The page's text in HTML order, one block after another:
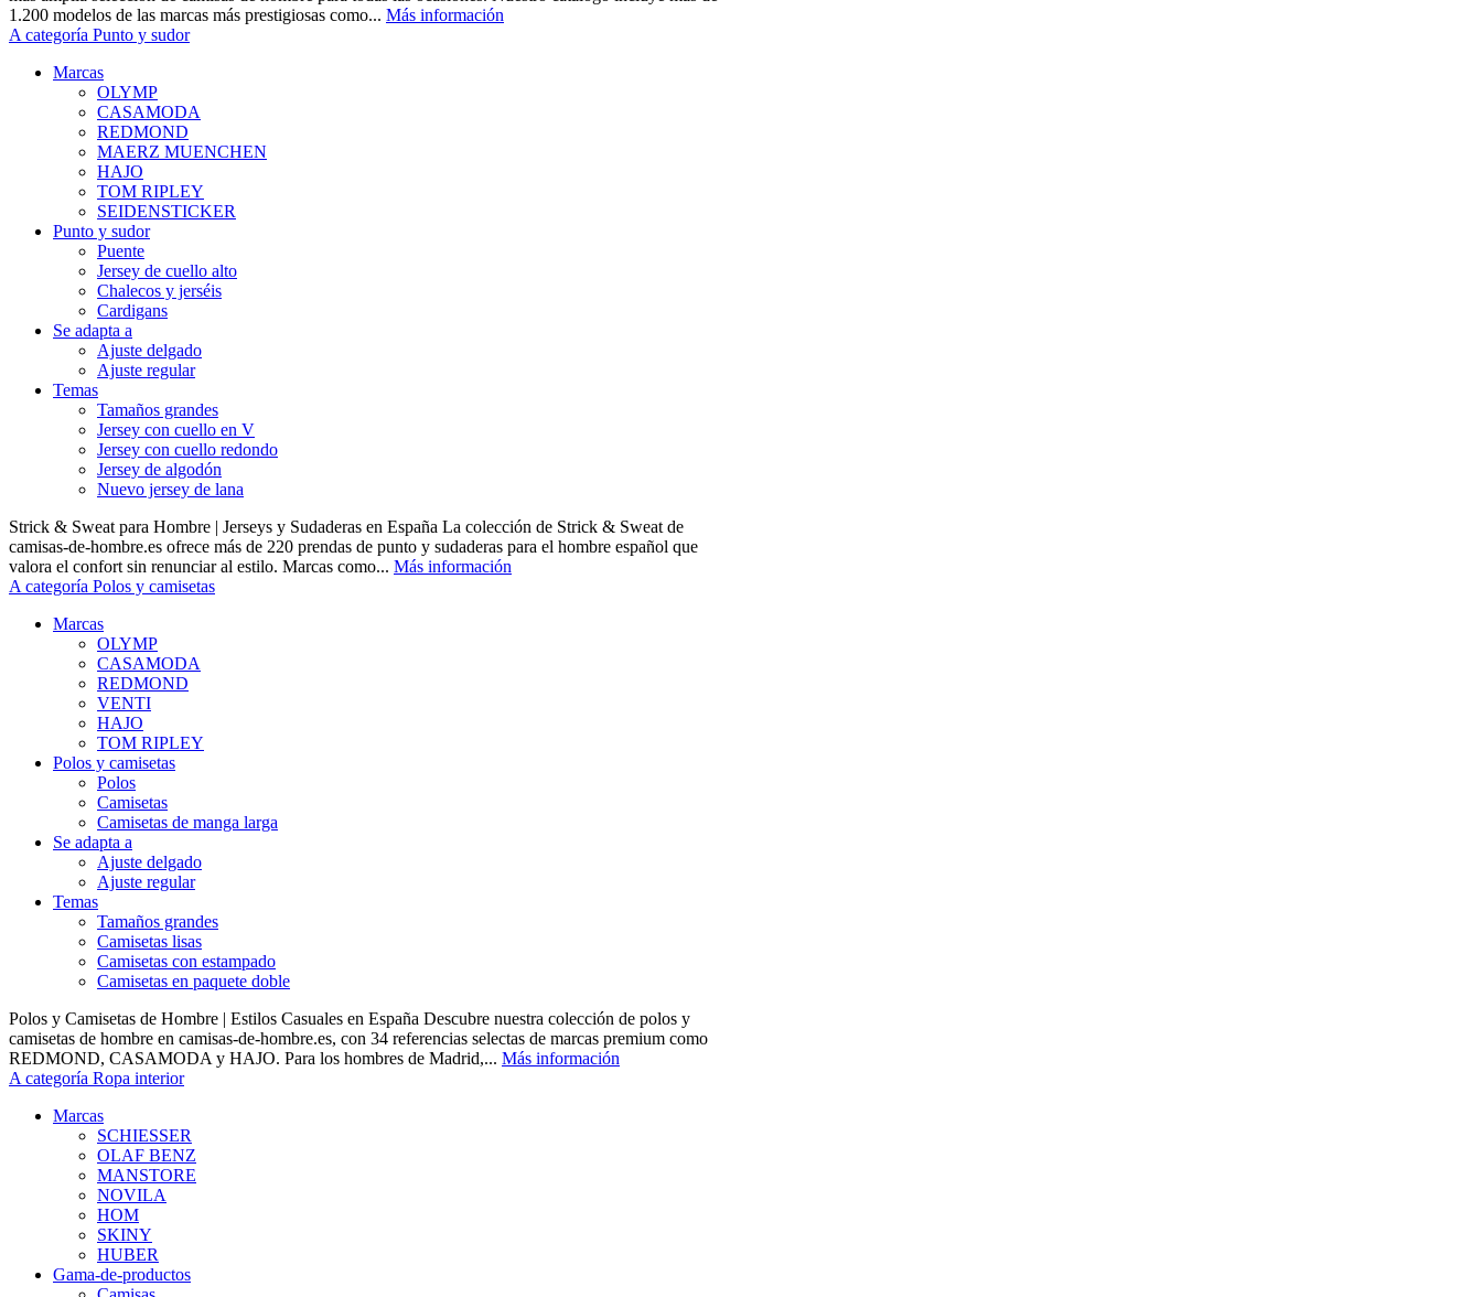
1.200 modelos de las marcas más prestigiosas como... Más información
A categoría Punto y sudor
Marcas
OLYMP
CASAMODA
REDMOND
MAERZ MUENCHEN
HAJO
TOM RIPLEY
SEIDENSTICKER
Punto y sudor
Puente
Jersey de cuello alto
Chalecos y jerséis
Cardigans
Se adapta a
Ajuste delgado
Ajuste regular
Temas
Tamaños grandes
Jersey con cuello en V
Jersey con cuello redondo
Jersey de algodón
Nuevo jersey de lana
Strick & Sweat para Hombre | Jerseys y Sudaderas en España La colección de Strick & Sweat de
camisas-de-hombre.es ofrece más de 220 prendas de punto y sudaderas para el hombre español que
valora el confort sin renunciar al estilo. Marcas como... Más información
A categoría Polos y camisetas
Marcas
OLYMP
CASAMODA
REDMOND
VENTI
HAJO
TOM RIPLEY
Polos y camisetas
Polos
Camisetas
Camisetas de manga larga
Se adapta a
Ajuste delgado
Ajuste regular
Temas
Tamaños grandes
Camisetas lisas
Camisetas con estampado
Camisetas en paquete doble
Polos y Camisetas de Hombre | Estilos Casuales en España Descubre nuestra colección de polos y
camisetas de hombre en camisas-de-hombre.es, con 34 referencias selectas de marcas premium como
REDMOND, CASAMODA y HAJO. Para los hombres de Madrid,... Más información
A categoría Ropa interior
Marcas
SCHIESSER
OLAF BENZ
MANSTORE
NOVILA
HOM
SKINY
HUBER
Gama-de-productos